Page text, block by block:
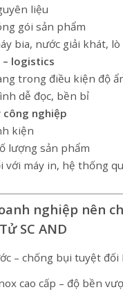
liệu
gói sản phẩm
bia, nước giải khát,
– logistics
trong điều kiện độ
dễ đọc, bền bỉ
công nghiệp
kiện
lượng sản phẩm
với máy in, hệ thống
nghiệp nên
SC AND
– chống bụi tuyệt đối
cao cấp – độ bền